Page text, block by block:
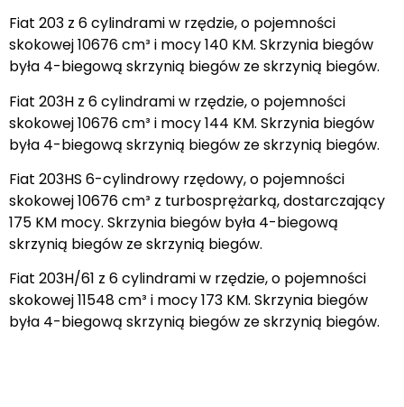
Fiat 203 z 6 cylindrami w rzędzie, o pojemności
skokowej 10676 cm³ i mocy 140 KM. Skrzynia biegów
była 4-biegową skrzynią biegów ze skrzynią biegów.
Fiat 203H z 6 cylindrami w rzędzie, o pojemności
skokowej 10676 cm³ i mocy 144 KM. Skrzynia biegów
była 4-biegową skrzynią biegów ze skrzynią biegów.
Fiat 203HS 6-cylindrowy rzędowy, o pojemności
skokowej 10676 cm³ z turbosprężarką, dostarczający
175 KM mocy. Skrzynia biegów była 4-biegową
skrzynią biegów ze skrzynią biegów.
Fiat 203H/61 z 6 cylindrami w rzędzie, o pojemności
skokowej 11548 cm³ i mocy 173 KM. Skrzynia biegów
była 4-biegową skrzynią biegów ze skrzynią biegów.